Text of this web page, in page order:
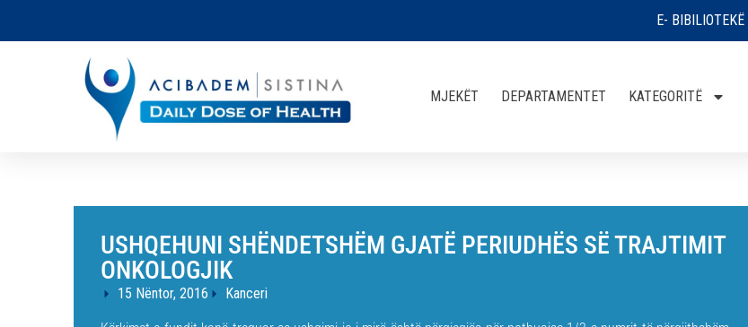
E- BIBILIOTEKË
MJEKËT DEPARTAMENTET KATEGORITË
USHQEHUNI SHËNDETSHËM GJATË PERIUDHËS SË TRAJTIMIT
ONKOLOGJIK
15 Nëntor, 2016 Kanceri